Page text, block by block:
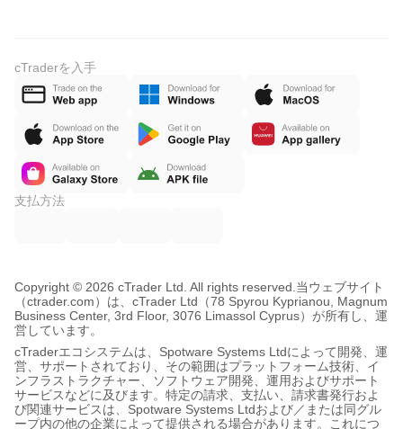
cTraderを入手
支払方法
Copyright © 2026 cTrader Ltd. All rights reserved. 当ウェブサイト
（ctrader.com）は、cTrader Ltd（78 Spyrou Kyprianou, Magnum
Business Center, 3rd Floor, 3076 Limassol Cyprus）が所有し、運
営しています。
cTraderエコシステムは、Spotware Systems Ltdによって開発、運
営、サポートされており、その範囲はプラットフォーム技術、イ
ンフラストラクチャー、ソフトウェア開発、運用およびサポート
サービスなどに及びます。特定の請求、支払い、請求書発行およ
び関連サービスは、Spotware Systems Ltdおよび／または同グル
ープ内の他の企業によって提供される場合があります。これにつ